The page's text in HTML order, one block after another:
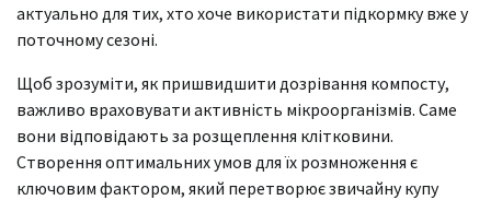
актуально для тих, хто хоче використати підкормку вже у
поточному сезоні.
Щоб зрозуміти, як пришвидшити дозрівання компосту,
важливо враховувати активність мікроорганізмів. Саме
вони відповідають за розщеплення клітковини.
Створення оптимальних умов для їх розмноження є
ключовим фактором, який перетворює звичайну купу